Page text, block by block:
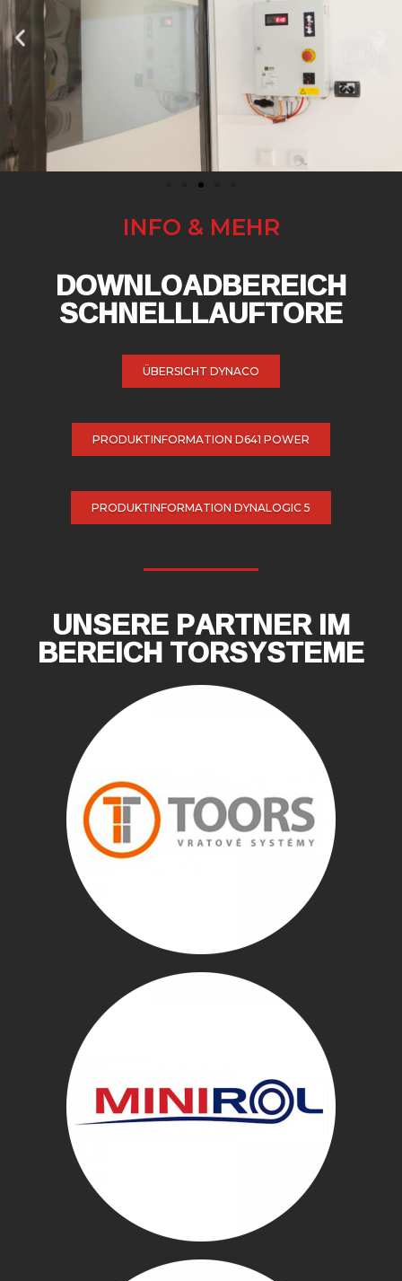
INFO & MEHR
DOWNLOADBEREICH
SCHNELLLAUFTORE
ÜBERSICHT DYNACO
PRODUKTINFORMATION D641 POWER
PRODUKTINFORMATION DYNALOGIC 5
UNSERE PARTNER IM
BEREICH TORSYSTEME